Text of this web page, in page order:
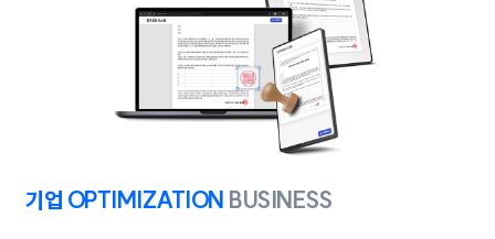
기업 OPTIMIZATION BUSINESS